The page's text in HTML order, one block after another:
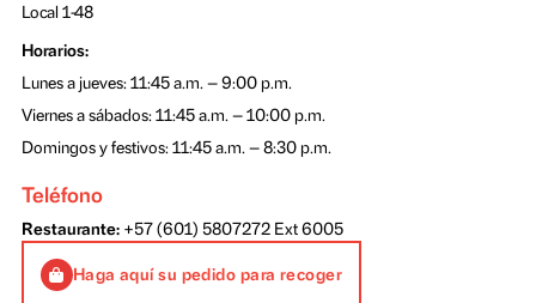
C.C. Gran Estación. Av. Calle 26 No. 62 - 49.
Horarios:
Lunes a jueves: 11:45 a.m. — 9:00 p.m.
Viernes a sábados: 11:45 a.m. — 10:00 p.m.
Domingos y festivos: 11:45 a.m. — 8:30 p.m.
Teléfono
Restaurante:+57 (601) 5807272Ext 6005